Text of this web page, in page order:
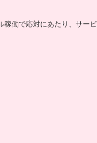
稼働で応対にあたり、サー